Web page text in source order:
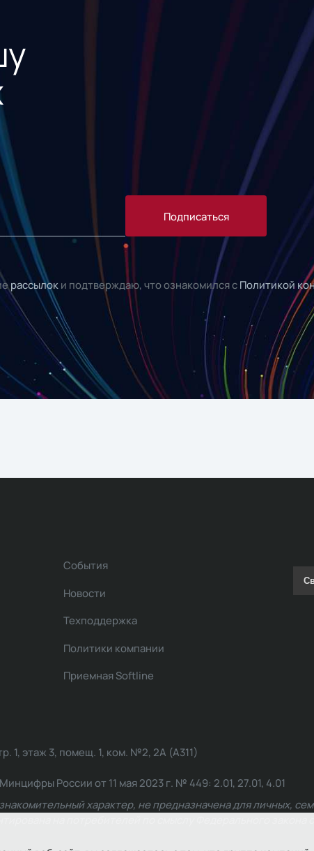
Подписаться
рассылок и подтверждаю, что ознакомился с Политикой
События
Новости
Техподдержка
Политики компании
Приемная Softline
1, этаж 3, помещ. 1, ком. №2, 2А (А311)
России от 11 мая 2023 г. № 449: 2.01, 27.01, 4.01
характер, не предназначена для личных,